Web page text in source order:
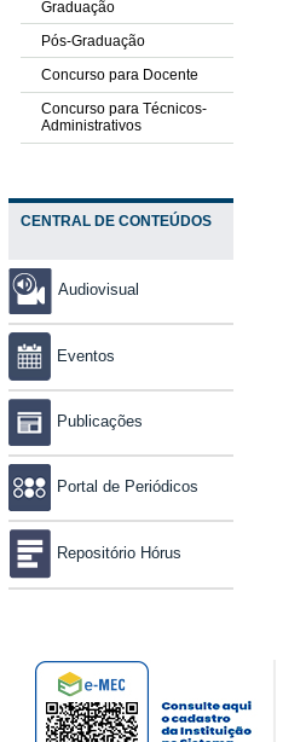
Graduação
Pós-Graduação
Concurso para Docente
Concurso para Técnicos-
Administrativos
CENTRAL DE CONTEÚDOS
Audiovisual
Eventos
Publicações
Portal de Periódicos
Repositório Hórus